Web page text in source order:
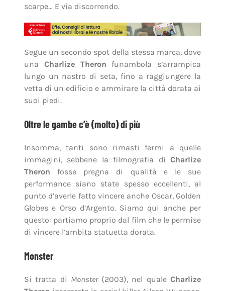
scarpe… E via discorrendo.
Segue un secondo spot della stessa marca, dove
una Charlize Theron funambola s’arrampica
lungo un nastro di seta, fino a raggiungere la
vetta di un edificio e ammirare la città dorata ai
suoi piedi.
Oltre le gambe c’è (molto) di più
Insomma, tanti sono rimasti fermi a quelle
immagini, sebbene la filmografia diCharlize
Theron fosse pregna di qualità e le sue
performance siano state spesso eccellenti, al
punto d’averle fatto vincere anche Oscar, Golden
Globes e Orso d’Argento. Siamo qui anche per
questo: partiamo proprio dal film che le permise
di vincere l’ambita statuetta dorata.
Monster
Si tratta di Monster (2003), nel qualeCharlize